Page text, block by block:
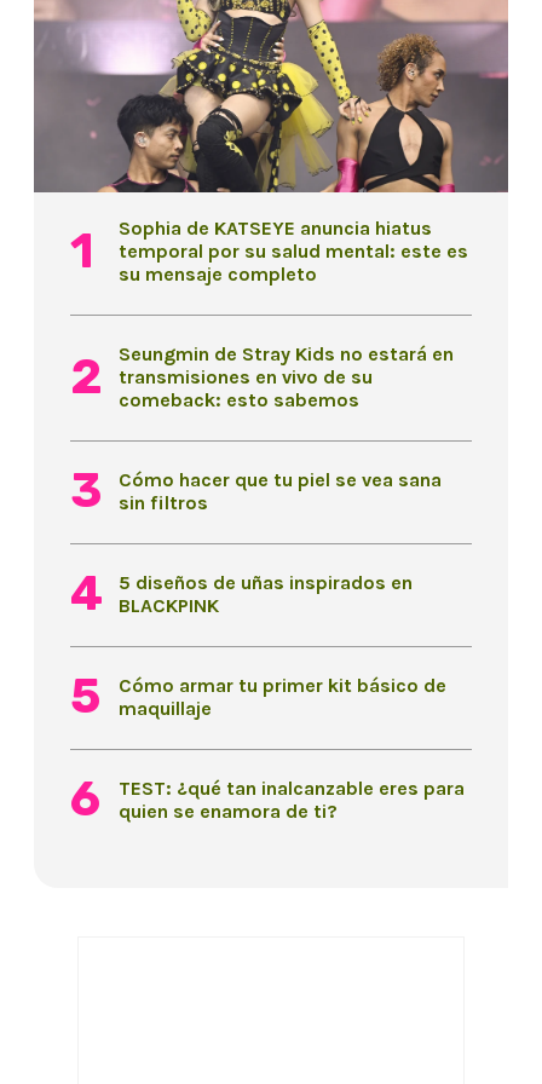
Sophia de KATSEYE anuncia hiatus
temporal por su salud mental: este es
su mensaje completo
Seungmin de Stray Kids no estará en
transmisiones en vivo de su
comeback: esto sabemos
Cómo hacer que tu piel se vea sana
sin filtros
5 diseños de uñas inspirados en
BLACKPINK
Cómo armar tu primer kit básico de
maquillaje
TEST: ¿qué tan inalcanzable eres para
quien se enamora de ti?